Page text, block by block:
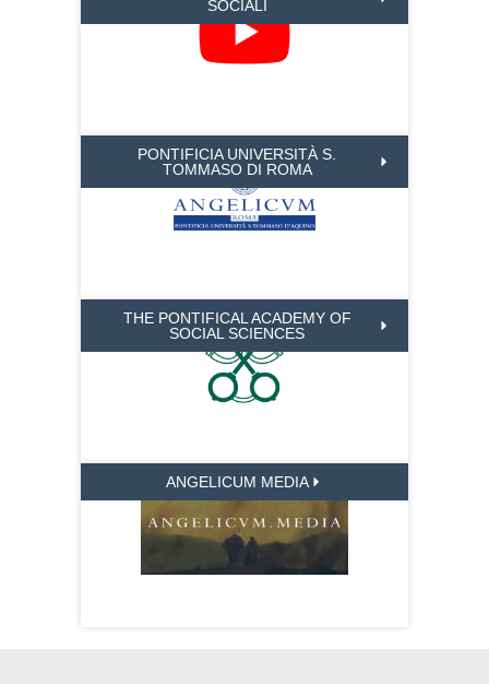
SOCIALI
PONTIFICIA UNIVERSITÀ S.
TOMMASO DI ROMA
THE PONTIFICAL ACADEMY OF
SOCIAL SCIENCES
ANGELICUM MEDIA